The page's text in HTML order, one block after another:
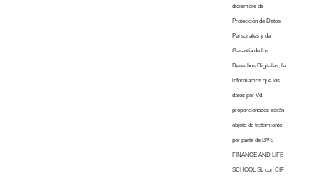
diciembre de
Protección de Datos
Personales y de
Garantía de los
Derechos Digitales, le
informamos que los
datos por Vd.
proporcionados serán
objeto de tratamiento
por parte de LWS
FINANCE AND LIFE
SCHOOL SL con CIF